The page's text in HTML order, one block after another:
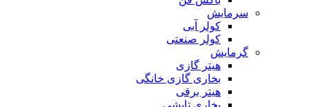
سرمایش
کولر آبی
کولر صنعتی
گرمایش
هیتر گازی
بخاری گازی خانگی
هیتر برقی